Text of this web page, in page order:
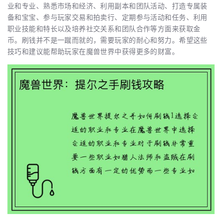
业和专业、熟悉市场和经济、利用副本和团队活动、打造专属装
备和宝宝、参与玩家交易和拍卖行、定期参与活动和任务、利用
职业技能和特长以及培养社交关系和团队合作等方面来获取金
币。刷钱并不是一蹴而就的，需要玩家的耐心和努力。希望这些
技巧和建议能帮助玩家在魔兽世界中获得更多的财富。